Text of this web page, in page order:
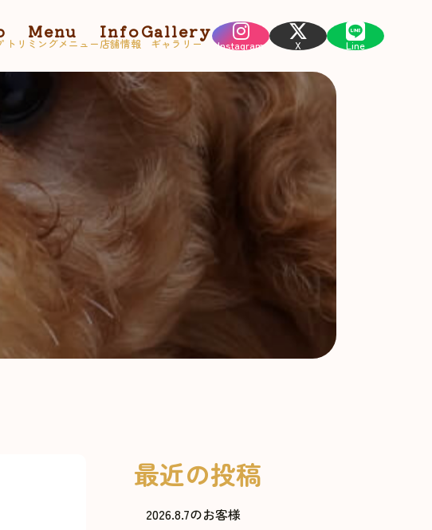
トリミングメニュー
Menu
店舗情報
Info
ギャラリー
Gallery
Instagram X Line
最近の投稿
2026.8.7のお客様